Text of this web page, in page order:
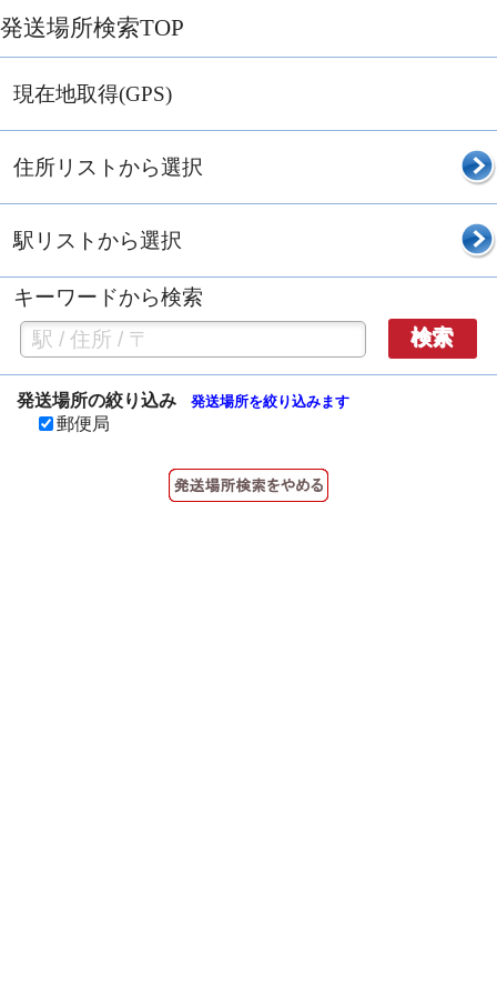
発送場所検索TOP
現在地取得(GPS)
住所リストから選択
駅リストから選択
キーワードから検索
検索
発送場所の絞り込み 発送場所を絞り込みます
郵便局